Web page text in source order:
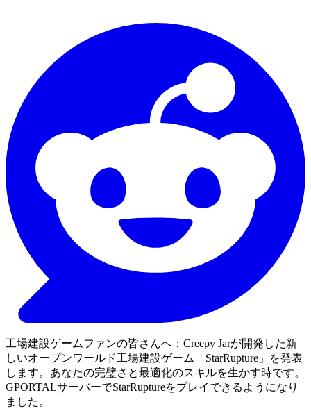
工場建設ゲームファンの皆さんへ：Creepy Jarが開発した新
しいオープンワールド工場建設ゲーム「StarRupture」を発表
します。あなたの完璧さと最適化のスキルを生かす時です。
GPORTALサーバーでStarRuptureをプレイできるようになり
ました。